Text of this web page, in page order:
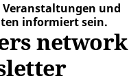
Veranstaltungen und
informiert sein.
network